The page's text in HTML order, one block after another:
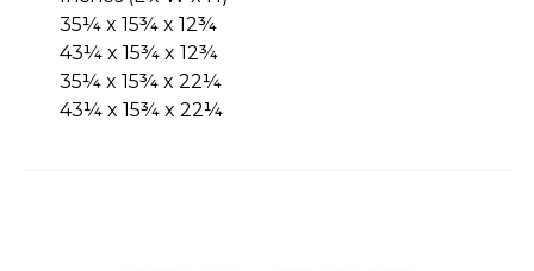
35¼ x 15¾ x 12¾
43¼ x 15¾ x 12¾
35¼ x 15¾ x 22¼
43¼ x 15¾ x 22¼